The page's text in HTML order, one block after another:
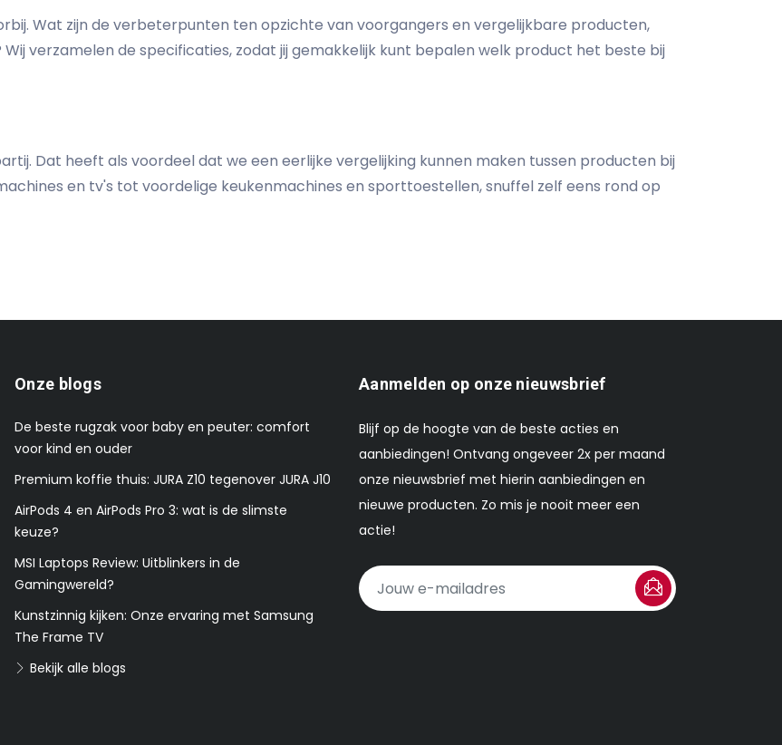
Wat zijn de verbeterpunten ten opzichte van voorgangers en vergelijkbare producten,
verzamelen de specificaties, zodat jij gemakkelijk kunt bepalen welk product het beste bij
Dat heeft als voordeel dat we een eerlijke vergelijking kunnen maken tussen producten bij
en tv's tot voordelige keukenmachines en sporttoestellen, snuffel zelf eens rond op
Onze blogs
De beste rugzak voor baby en peuter: comfort
voor kind en ouder
Premium koffie thuis: JURA Z10 tegenover JURA J10
AirPods 4 en AirPods Pro 3: wat is de slimste
keuze?
MSI Laptops Review: Uitblinkers in de
Gamingwereld?
Kunstzinnig kijken: Onze ervaring met Samsung
The Frame TV
Bekijk alle blogs
Aanmelden op onze nieuwsbrief
Blijf op de hoogte van de beste acties en
aanbiedingen! Ontvang ongeveer 2x per maand
onze nieuwsbrief met hierin aanbiedingen en
nieuwe producten. Zo mis je nooit meer een
actie!